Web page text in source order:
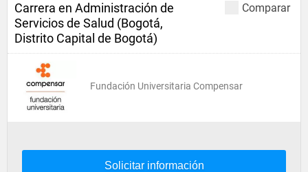
Comparar
Carrera en Administración de
Servicios de Salud (Bogotá,
Distrito Capital de Bogotá)
Fundación Universitaria Compensar
Solicitar información